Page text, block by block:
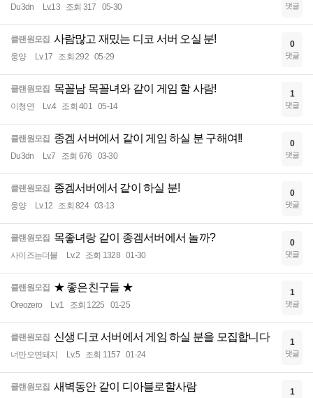
Du3dn Lv.13 조회 317 05-30 댓글
클랜원모집 사람많고 재밌는 디코 서버 오실 분!
웅양 Lv.17 조회 292 05-29
0
댓글
클랜원모집 목꼴남 목꼴녀와 같이 게임 할 사람!
이청연 Lv.4 조회 401 05-14
1
댓글
클랜원모집 종겜 서버에서 같이 게임 하실 분 구해여!!
Du3dn Lv.7 조회 676 03-30
0
댓글
클랜원모집 종겜서버에서 같이 하실 분!
웅양 Lv.12 조회 824 03-13
0
댓글
클랜원모집 목좋녀랑 같이 종겜서버에서 놀까?
사이즈는더블 Lv.2 조회 1328 01-30
0
댓글
클랜원모집 ★ 좋은친구들 ★
Oreozero Lv.1 조회 1225 01-25
1
댓글
클랜원모집 신생 디코 서버에서 게임 하실 분을 모집합니다
너만오면돼지 Lv.5 조회 1157 01-24
1
댓글
클랜원모집 새벽동안 같이 디아블로할사람 1